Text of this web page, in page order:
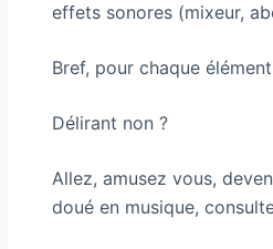
effets sonores (mixeur,
Bref, pour chaque
Délirant non ?
Allez, amusez vous,
doué en musique,